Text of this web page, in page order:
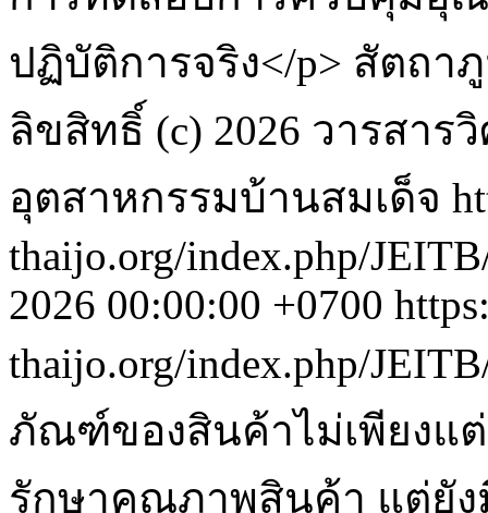
ปฏิบัติการจริง</p> สัตถา
ลิขสิทธิ์ (c) 2026 วารสาร
อุตสาหกรรมบ้านสมเด็จ
thaijo.org/index.php/
2026 00:00:00 +0700
thaijo.org/index.php/
ภัณฑ์ของสินค้าไม่เพียงแ
รักษาคุณภาพสินค้า แต่ยั